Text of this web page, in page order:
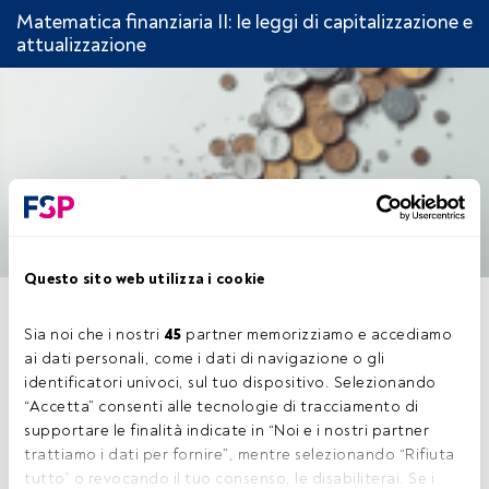
Questo sito web utilizza i cookie
Sia noi che i nostri 45 partner memorizziamo e accediamo
ai dati personali, come i dati di navigazione o gli
identificatori univoci, sul tuo dispositivo. Selezionando
“Accetta” consenti alle tecnologie di tracciamento di
supportare le finalità indicate in “Noi e i nostri partner
trattiamo i dati per fornire”, mentre selezionando “Rifiuta
tutto” o revocando il tuo consenso, le disabiliterai. Se i
Matematica finanziaria II: le leggi di capitalizzazione e
attualizzazione
EQUIVALENTI
Questo è un articolo riservato agli utenti
FundsPeople. Se sei già registrato, accedi